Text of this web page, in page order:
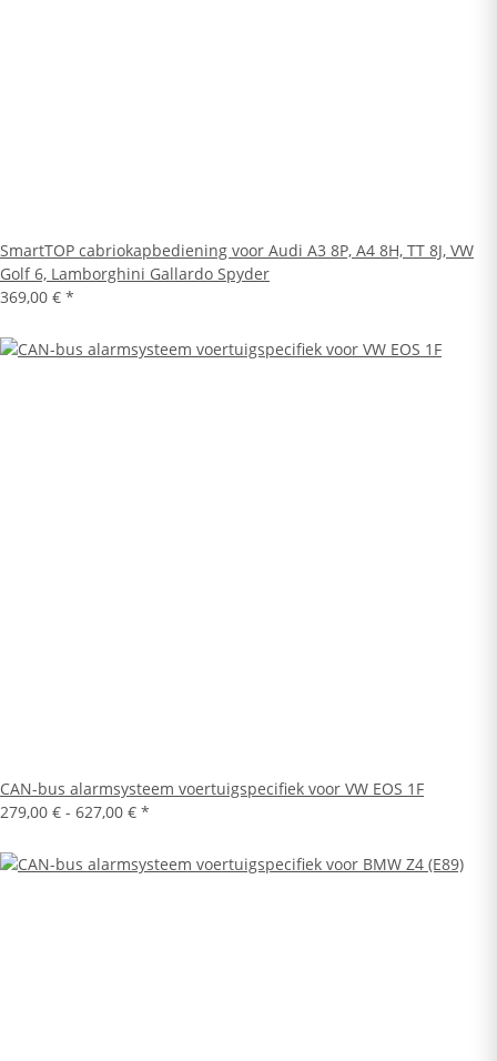
SmartTOP cabriokapbediening voor Audi A3 8P, A4 8H, TT 8J, VW
Golf 6, Lamborghini Gallardo Spyder
369,00 € *
CAN-bus alarmsysteem voertuigspecifiek voor VW EOS 1F
279,00 € - 627,00 € *